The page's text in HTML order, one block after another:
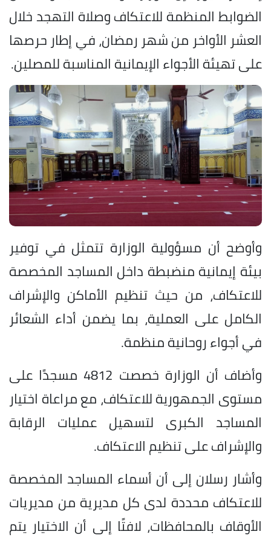
الضوابط المنظمة للاعتكاف وصلاة التهجد خلال
العشر الأواخر من شهر رمضان، في إطار حرصها
على تهيئة الأجواء الإيمانية المناسبة للمصلين.
وأوضح أن مسؤولية الوزارة تتمثل في توفير
بيئة إيمانية منضبطة داخل المساجد المخصصة
للاعتكاف، من حيث تنظيم الأماكن والإشراف
الكامل على العملية، بما يضمن أداء الشعائر
في أجواء روحانية منظمة.
وأضاف أن الوزارة خصصت 4812 مسجدًا على
مستوى الجمهورية للاعتكاف، مع مراعاة اختيار
المساجد الكبرى لتسهيل عمليات الرقابة
والإشراف على تنظيم الاعتكاف.
وأشار رسلان إلى أن أسماء المساجد المخصصة
للاعتكاف محددة لدى كل مديرية من مديريات
الأوقاف بالمحافظات، لافتًا إلى أن الاختيار يتم